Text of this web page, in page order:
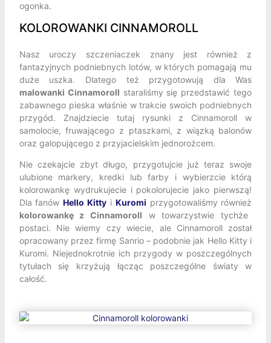
ogonka.
KOLOROWANKI CINNAMOROLL
Nasz uroczy szczeniaczek znany jest również z
fantazyjnych podniebnych lotów, w których pomagają mu
duże uszka. Dlatego też przygotowują dla Was
malowanki Cinnamoroll staraliśmy się przedstawić tego
zabawnego pieska właśnie w trakcie swoich podniebnych
przygód. Znajdziecie tutaj rysunki z Cinnamoroll w
samolocie, fruwającego z ptaszkami, z wiązką balonów
oraz galopującego z przyjacielskim jednorożcem.
Nie czekajcie zbyt długo, przygotujcie już teraz swoje
ulubione markery, kredki lub farby i wybierzcie którą
kolorowankę wydrukujecie i pokolorujecie jako pierwszą!
Dla fanówHello Kitty i Kuromi przygotowaliśmy również
kolorowankę z Cinnamoroll w towarzystwie tychże
postaci. Nie wiemy czy wiecie, ale Cinnamoroll został
opracowany przez firmę Sanrio – podobnie jak Hello Kitty i
Kuromi. Niejednokrotnie ich przygody w poszczególnych
tytułach się krzyżują łącząc poszczególne światy w
całość.